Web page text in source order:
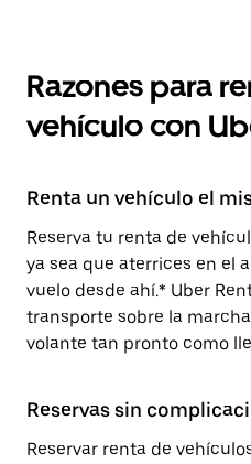
Razones para
vehículo con
Renta un vehículo el
Reserva tu renta de
ya sea que aterrices en el
vuelo desde ahí.* Uber
transporte sobre la
volante tan pronto como
Reservas sin
Reservar renta de